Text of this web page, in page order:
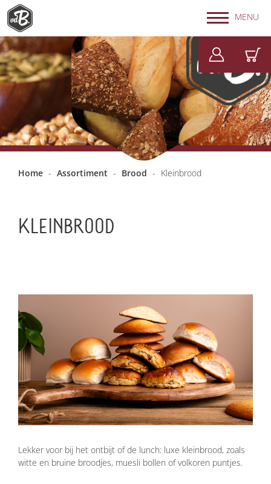
MENU
Home - Assortiment - Brood - Kleinbrood
KLEINBROOD
Lekker voor bij het ontbijt of de lunch: luxe kleinbrood, zoals
witte en bruine broodjes, muesli bollen of volkoren puntjes.